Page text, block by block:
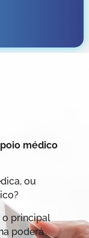
médico
ou
o principal
poderá